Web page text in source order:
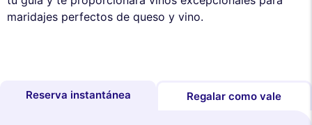
maridajes perfectos de queso y vino.
Reserva instantánea Regalar como vale